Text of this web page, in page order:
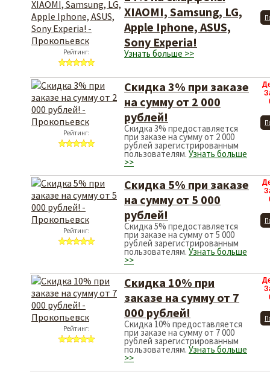
Рейтинг:
XIAOMI, Samsung, LG,
Apple Iphone, ASUS,
Sony Experia!
Узнать больше >>
Рейтинг:
Скидка 3% при заказе
на сумму от 2 000
рублей!
Скидка 3% предоставляется
при заказе на сумму от 2 000
рублей зарегистрированным
пользователям. Узнать больше
>>
Рейтинг:
Скидка 5% при заказе
на сумму от 5 000
рублей!
Скидка 5% предоставляется
при заказе на сумму от 5 000
рублей зарегистрированным
пользователям. Узнать больше
>>
Рейтинг:
Скидка 10% при
заказе на сумму от 7
000 рублей!
Скидка 10% предоставляется
при заказе на сумму от 7 000
рублей зарегистрированным
пользователям. Узнать больше
>>